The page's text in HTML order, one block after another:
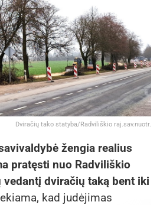
Dviračių tako statyba/Radviliškio raj.sav.nuotr.
žengia realius
pratęsti nuo Radviliškio
vedantį dviračių taką bent iki
kad judėjimas